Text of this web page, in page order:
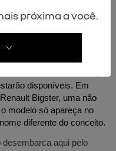
disponíveis. Em
Bigster, uma não
modelo só apareça no
diferente do conceito.
aqui pelo
próxima a você.